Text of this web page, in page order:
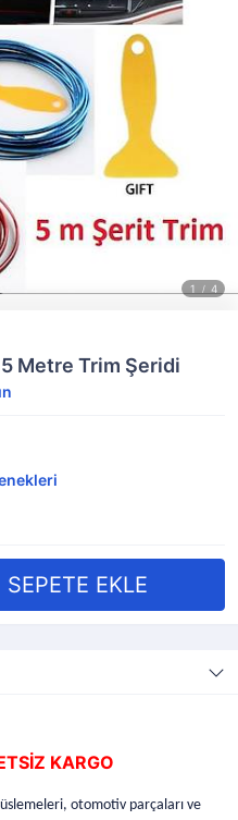
Metre Trim Şeridi
KARGO
otomotiv parçaları ve